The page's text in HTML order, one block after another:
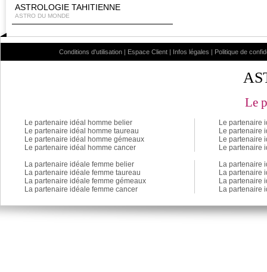
ASTROLOGIE TAHITIENNE
ASTRO DU MONDE
Conditions d'utilisation | Espace Client | Infos légales | Politique de
Le
Le partenaire idéal homme belier
Le partenaire idéal homme taureau
Le partenaire idéal homme gémeaux
Le partenaire idéal homme cancer
Le partenaire
Le partenaire
Le partenaire
Le partenaire
La partenaire idéale femme belier
La partenaire idéale femme taureau
La partenaire idéale femme gémeaux
La partenaire idéale femme cancer
La partenaire
La partenaire
La partenaire
La partenaire